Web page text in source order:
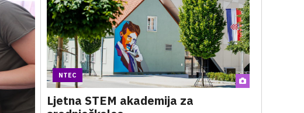
NTEC
Ljetna STEM akademija za